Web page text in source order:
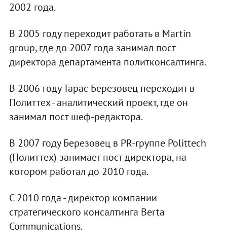
2002 года.
В 2005 году переходит работать в Martin
group, где до 2007 года занимал пост
директора департамента политконсалтинга.
В 2006 году Тарас Березовец переходит в
Политтех - аналитический проект, где он
занимал пост шеф-редактора.
В 2007 году Березовец в PR-группе Polittech
(Политтех) занимает пост директора, на
котором работал до 2010 года.
С 2010 года - директор компании
стратегического консалтинга Berta
Communications.